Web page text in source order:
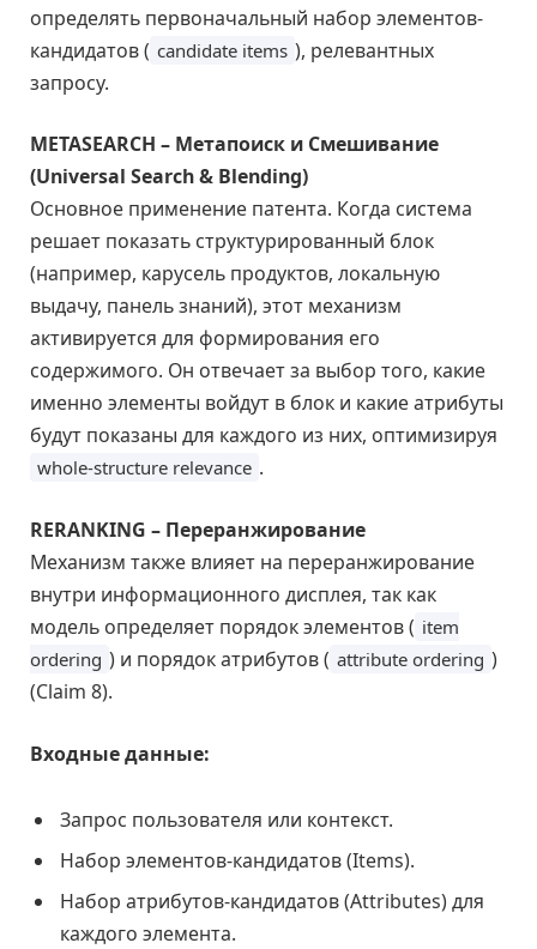
определять первоначальный набор элементов-
кандидатов ( candidate items ), релевантных
запросу.
METASEARCH – Метапоиск и Смешивание
(Universal Search & Blending)
Основное применение патента. Когда система
решает показать структурированный блок
(например, карусель продуктов, локальную
выдачу, панель знаний), этот механизм
активируется для формирования его
содержимого. Он отвечает за выбор того, какие
именно элементы войдут в блок и какие атрибуты
будут показаны для каждого из них, оптимизируя
whole-structure relevance .
RERANKING – Переранжирование
Механизм также влияет на переранжирование
внутри информационного дисплея, так как
модель определяет порядок элементов ( item
ordering ) и порядок атрибутов ( attribute ordering )
(Claim 8).
Входные данные:
Запрос пользователя или контекст.
Набор элементов-кандидатов (Items).
Набор атрибутов-кандидатов (Attributes) для
каждого элемента.